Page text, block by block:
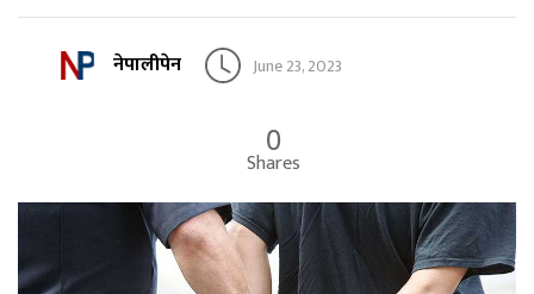
नेपालीपेन June 23, 2023
0
Shares